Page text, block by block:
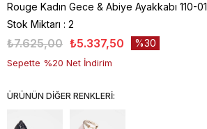
Rouge Kadın Gece & Abiye Ayakkabı 110-01
Stok Miktarı : 2
₺7.625,00 ₺5.337,50 30
Sepette %20 Net İndirim
ÜRÜNÜN DİĞER RENKLERİ: